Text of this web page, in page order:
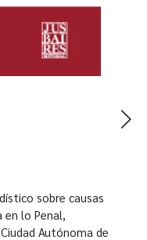
sobre causas
lo Penal,
Autónoma de